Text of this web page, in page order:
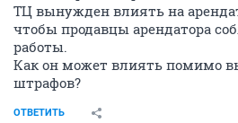
ТЦ вынужден влиять на
чтобы продавцы арендатора
работы.
Как он может влиять помимо
штрафов?
ОТВЕТИТЬ